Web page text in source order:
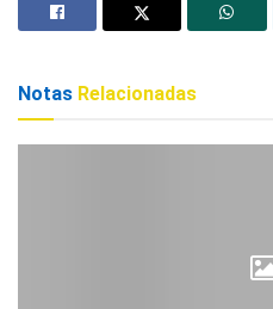
Notas Relacionadas